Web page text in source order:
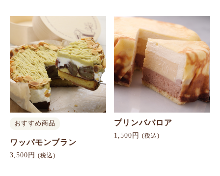
おすすめ商品
ワッパモンブラン
3,500円 (税込)
プリンババロア
1,500円 (税込)
お買い物を続ける カートへ進む